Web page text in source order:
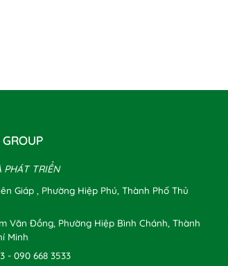
PHÁT TRIỂN
Giáp , Phường Hiệp Phú, Thành Phố Thủ
Văn Đồng, Phường Hiệp Bình Chánh, Thành
Minh
- 090 668 3533